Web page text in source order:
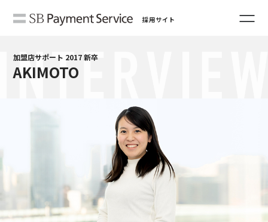
採用サイト
加盟店サポート 2017 新卒
AKIMOTO